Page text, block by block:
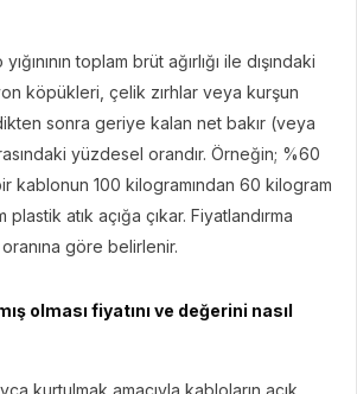
toplam brüt ağırlığı ile dışındaki
köpükleri, çelik zırhlar veya kurşun
sonra geriye kalan net bakır (veya
yüzdesel orandır. Örneğin; %60
kablonun 100 kilogramından 60 kilogram
atık açığa çıkar. Fiyatlandırma
göre belirlenir.
olması fiyatını ve değerini nasıl
kurtulmak amacıyla kabloların açık